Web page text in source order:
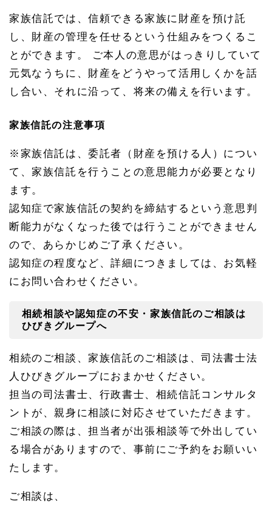
家族信託では、信頼できる家族に財産を預け託
し、財産の管理を任せるという仕組みをつくるこ
とができます。 ご本人の意思がはっきりしていて
元気なうちに、財産をどうやって活用しくかを話
し合い、それに沿って、将来の備えを行います。
家族信託の注意事項
※家族信託は、委託者（財産を預ける人）につい
て、家族信託を行うことの意思能力が必要となり
ます。
認知症で家族信託の契約を締結するという意思判
断能力がなくなった後では行うことができません
ので、あらかじめご了承ください。
認知症の程度など、詳細につきましては、お気軽
にお問い合わせください。
相続相談や認知症の不安・家族信託のご相談は
ひびきグループへ
相続のご相談、家族信託のご相談は、司法書士法
人ひびきグループにおまかせください。
担当の司法書士、行政書士、相続信託コンサルタ
ントが、親身に相談に対応させていただきます。
ご相談の際は、担当者が出張相談等で外出してい
る場合がありますので、事前にご予約をお願いい
たします。
ご相談は、